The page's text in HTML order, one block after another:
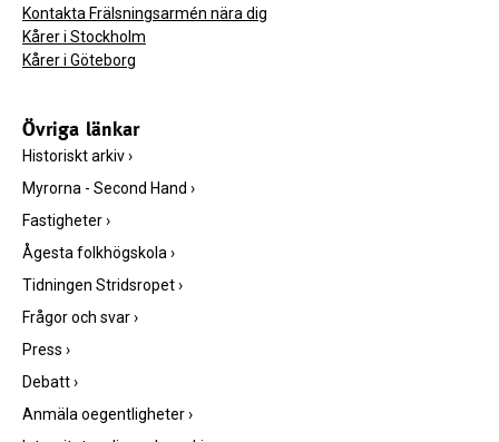
Kontakta Frälsningsarmén nära dig
Kårer i Stockholm
Kårer i Göteborg
Övriga länkar
Historiskt arkiv›
Myrorna - Second Hand ›
Fastigheter›
Ågesta folkhögskola ›
Tidningen Stridsropet›
Frågor och svar›
Press ›
Debatt›
Anmäla oegentligheter›